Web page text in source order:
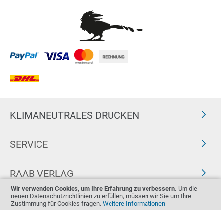
Wir verwenden Cookies, um Ihre Erfahrung zu verbessern. Um die
neuen Datenschutzrichtlinien zu erfüllen, müssen wir Sie um Ihre
Zustimmung für Cookies fragen. Weitere Informationen
KLIMANEUTRALES DRUCKEN
SERVICE
RAAB VERLAG
FOLGEN SIE UNS ZERTIFIKATE